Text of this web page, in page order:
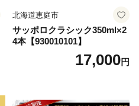
北海道恵庭市
サッポロクラシック350ml×2
4本【930010101】
17,000円